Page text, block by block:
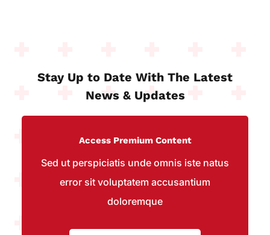
Stay Up to Date With The Latest
News & Updates
Access Premium Content
Sed ut perspiciatis unde omnis iste natus
error sit voluptatem accusantium
doloremque